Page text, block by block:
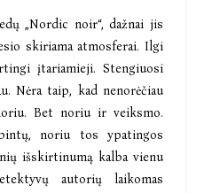
„Nordic noir“, dažnai jis
skiriama atmosferai. Ilgi
įtariamieji. Stengiuosi
Nėra taip, kad nenorėčiau
Bet noriu ir veiksmo.
noriu tos ypatingos
išskirtinumą kalba vienu
autorių laikomas